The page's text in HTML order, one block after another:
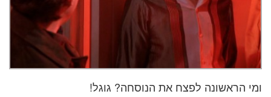
ומי הראשונה לפצח את הנוסחה? גוגל!